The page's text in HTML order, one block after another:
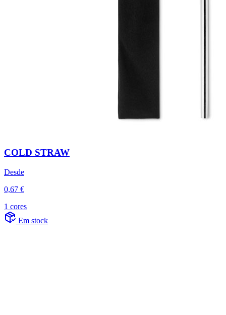
COLD STRAW
Desde
0,67 €
1 cores
Em stock